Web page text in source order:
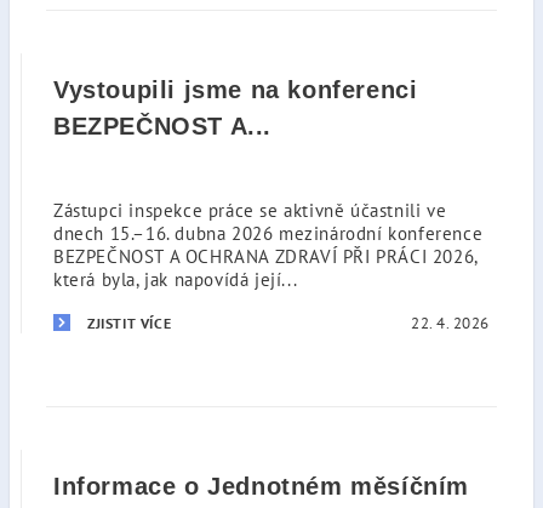
Vystoupili jsme na konferenci
BEZPEČNOST A...
Zástupci inspekce práce se aktivně účastnili ve
dnech 15.–16. dubna 2026 mezinárodní konference
BEZPEČNOST A OCHRANA ZDRAVÍ PŘI PRÁCI 2026,
která byla, jak napovídá její...
ZJISTIT VÍCE 22. 4. 2026
Informace o Jednotném měsíčním